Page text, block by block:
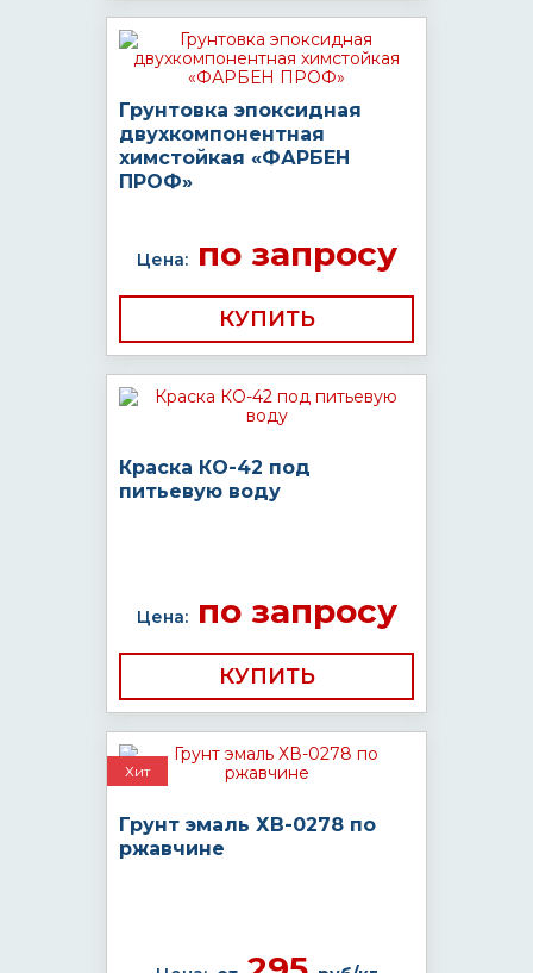
Грунтовка эпоксидная
двухкомпонентная
химстойкая «ФАРБЕН
ПРОФ»
Цена:по запросу
КУПИТЬ
Краска КО-42 под
питьевую воду
Цена:по запросу
КУПИТЬ
Хит
Грунт эмаль ХВ-0278 по
ржавчине